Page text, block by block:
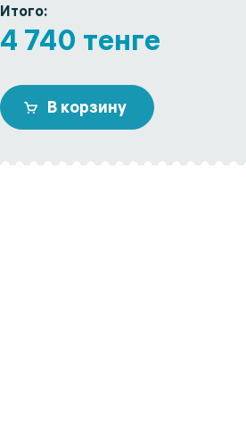
Итого:
4 740 тенге
В корзину